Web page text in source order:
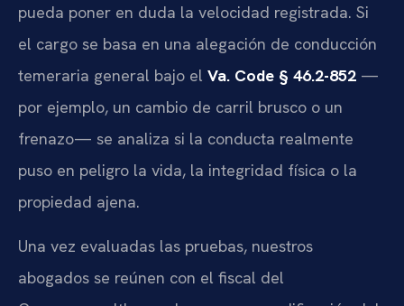
pueda poner en duda la velocidad registrada. Si
el cargo se basa en una alegación de conducción
temeraria general bajo el Va. Code § 46.2-852 —
por ejemplo, un cambio de carril brusco o un
frenazo— se analiza si la conducta realmente
puso en peligro la vida, la integridad física o la
propiedad ajena.
Una vez evaluadas las pruebas, nuestros
abogados se reúnen con el fiscal del